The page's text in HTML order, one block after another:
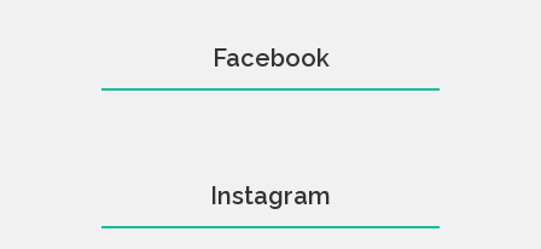
Facebook
Instagram